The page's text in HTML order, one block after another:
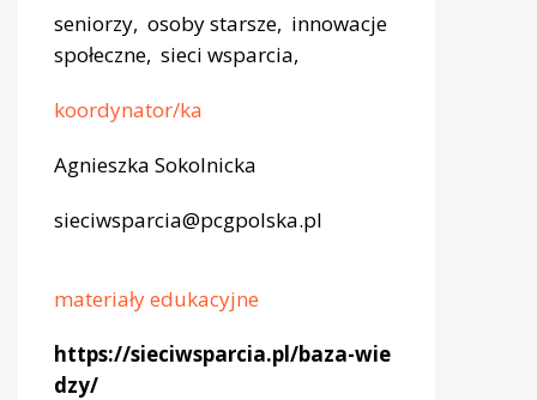
seniorzy, osoby starsze, innowacje
społeczne, sieci wsparcia,
koordynator/ka
Agnieszka Sokolnicka
sieciwsparcia@pcgpolska.pl
materiały edukacyjne
https://sieciwsparcia.pl/baza-wie
dzy/